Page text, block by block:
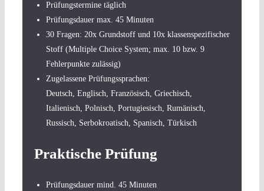
Prüfungstermine täglich
Prüfungsdauer max. 45 Minuten
30 Fragen: 20x Grundstoff und 10x klassenspezifischer
Stoff (Multiple Choice System; max. 10 bzw. 9
Fehlerpunkte zulässig)
Zugelassene Prüfungssprachen:
Deutsch, Englisch, Französisch, Griechisch,
Italienisch, Polnisch, Portugiesisch, Rumänisch,
Russisch, Serbokroatisch, Spanisch, Türkisch
Praktische Prüfung
Prüfungsdauer mind. 45 Minuten